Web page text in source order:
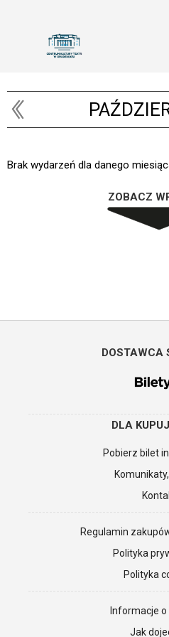
14 53
Brak wydarzeń dla danego
ZOBACZ
DOSTAWCA
DLA
Pobierz bilet
Regulamin
Polityka
Polityka
Informacje
Jak